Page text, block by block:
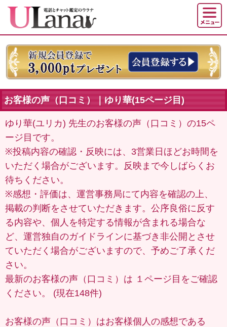
お客様の声（口コミ）｜ゆり華(15ページ目)
ゆり華(ユリカ) 先生のお客様の声（口コミ）の15ペ
ージ目です。
※投稿内容の確認・反映には、3営業日ほどお時間を
いただく場合がございます。反映まで今しばらくお
待ちください。
※感想・評価は、運営事務局にて内容を確認の上、
掲載の判断をさせていただきます。公序良俗に反す
る内容や、個人を特定する情報が含まれる場合な
ど、運営独自のガイドラインに基づき非公開とさせ
ていただく場合がございますので、予めご了承くだ
さい。
最新のお客様の声（口コミ）は １ページ目 をご確認
ください。 (現在148件)
お客様の声（口コミ）はお客様個人の感想である